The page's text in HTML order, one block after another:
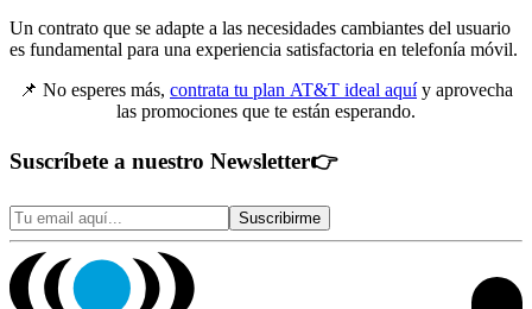
Un contrato que se adapte a las necesidades cambiantes del usuario
es fundamental para una experiencia satisfactoria en telefonía móvil.
📌 No esperes más, contrata tu plan AT&T ideal aquíy aprovecha
las promociones que te están esperando.
Suscríbete a nuestro Newsletter👉
Suscribirme